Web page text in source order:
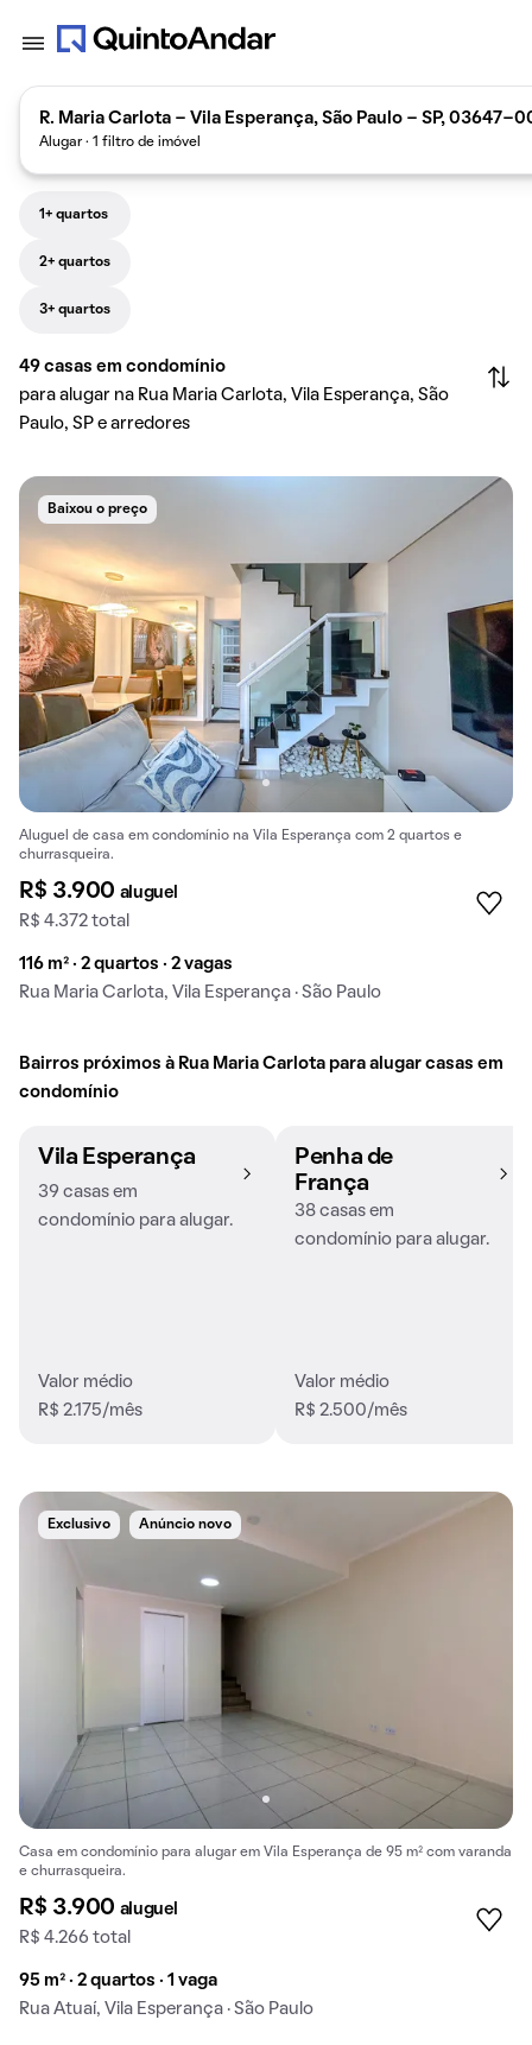
R. Maria Carlota - Vila Esperança, São Paulo - SP, 03647-
Alugar · 1 filtro de imóvel
1+ quartos
2+ quartos
3+ quartos
49 casas em condomínio
para alugar na Rua Maria Carlota, Vila Esperança, São
Paulo, SP e arredores
Baixou o preço
Aluguel de casa em condomínio na Vila Esperança com 2 quartos e
churrasqueira.
R$ 3.900 aluguel
R$ 4.372 total
116 m² · 2 quartos · 2 vagas
Rua Maria Carlota, Vila Esperança · São Paulo
Bairros próximos à Rua Maria Carlota para alugar casas em
condomínio
Vila Esperança
39 casas em
condomínio para alugar.
Valor médio
R$ 2.175/mês
Penha de
França
38 casas em
condomínio para alugar.
Valor médio
R$ 2.500/mês
Exclusivo Anúncio novo
Casa em condomínio para alugar em Vila Esperança de 95 m² com varanda
e churrasqueira.
R$ 3.900 aluguel
R$ 4.266 total
95 m² · 2 quartos · 1 vaga
Rua Atuaí, Vila Esperança · São Paulo